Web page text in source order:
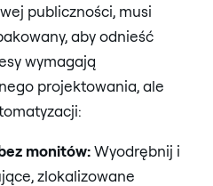
publiczności, musi
aby odnieść
wymagają
projektowania, ale
monitów:Wyodrębnij i
zlokalizowane